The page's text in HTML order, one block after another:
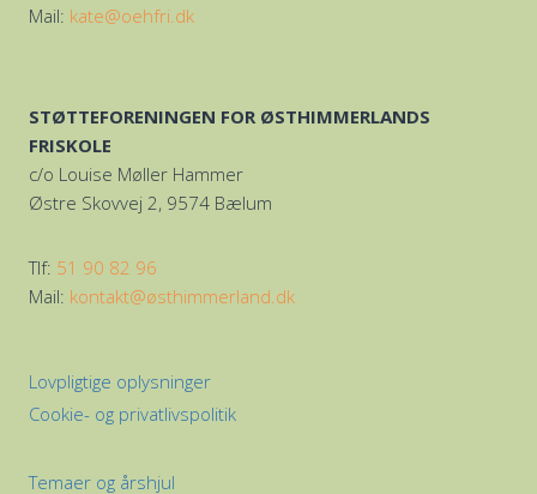
Mail: kate@oehfri.dk
STØTTEFORENINGEN FOR ØSTHIMMERLANDS
FRISKOLE
c/o Louise Møller Hammer
Østre Skovvej 2, 9574 Bælum
Tlf: ‭ 51 90 82 96‬
Mail: kontakt@østhimmerland.dk
Lovpligtige oplysninger
Cookie- og privatlivspolitik
Temaer og årshjul